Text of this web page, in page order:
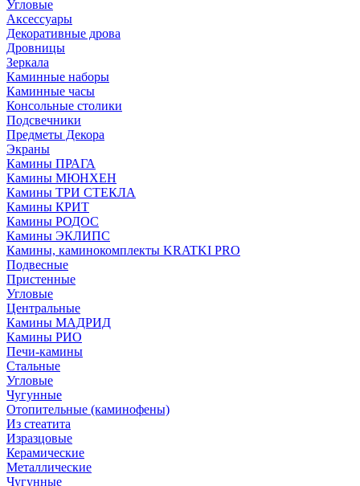
Угловые
Аксессуары
Декоративные дрова
Дровницы
Зеркала
Каминные наборы
Каминные часы
Консольные столики
Подсвечники
Предметы Декора
Экраны
Камины ПРАГА
Камины МЮНХЕН
Камины ТРИ СТЕКЛА
Камины КРИТ
Камины РОДОС
Камины ЭКЛИПС
Камины, каминокомплекты KRATKI PRO
Подвесные
Пристенные
Угловые
Центральные
Камины МАДРИД
Камины РИО
Печи-камины
Стальные
Угловые
Чугунные
Отопительные (каминофены)
Из стеатита
Изразцовые
Керамические
Металлические
Чугунные